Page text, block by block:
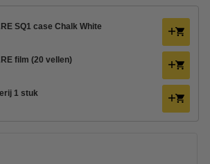
SQ1 case Chalk White
film (20 vellen)
1 stuk